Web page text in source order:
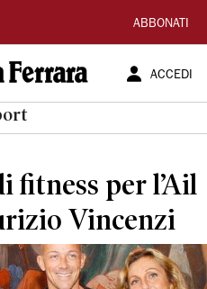
ABBONATI
ACCEDI
fitness per l’Ail
Vincenzi